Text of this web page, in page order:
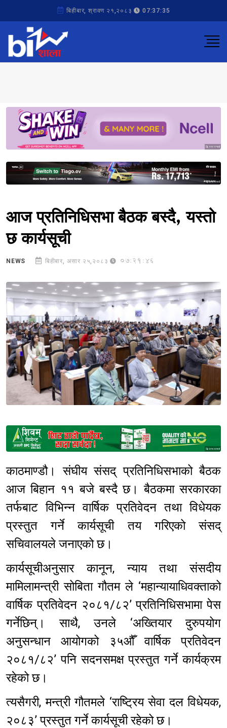
बिहीबार, श्रावण २१,२०८३ 07:37:35
Sponsored
Sponsored
आज प्रतिनिधिसभा बैठक बस्दै, यस्तो
छ कार्यसूची
NEWS बिहीबार, असार २५,२०८३ 07:21:46
Sponsored
काठमाण्डौ। संघीय संसद् प्रतिनिधिसभाको बैठक
आज बिहान ११ बजे बस्दै छ। बैठकमा सरकारका
तर्फबाट विभिन्न वार्षिक प्रतिवेदन तथा विधेयक
प्रस्तुत गर्ने कार्यसूची तय गरिएको संसद्
सचिवालयले जनाएको छ।
कार्यसूचीअनुसार कानून, न्याय तथा संसदीय
मामिलामन्त्री सोबिता गौतम ले ‘महान्यायाधिवक्ताको
वार्षिक प्रतिवेदन २०८१/८२’ प्रतिनिधिसभामा पेस
गर्नेछिन्। साथै, उनले ‘अख्तियार दुरुपयोग
अनुसन्धान आयोगको ३५औँ वार्षिक प्रतिवेदन
२०८१/८२’ पनि सदनसमक्ष प्रस्तुत गर्ने कार्यक्रम
रहेको छ।
त्यसैगरी, मन्त्री गौतमले ‘राष्ट्रिय सेवा दल विधेयक,
२०८३’ प्रस्तुत गर्ने कार्यसूची रहेको छ।